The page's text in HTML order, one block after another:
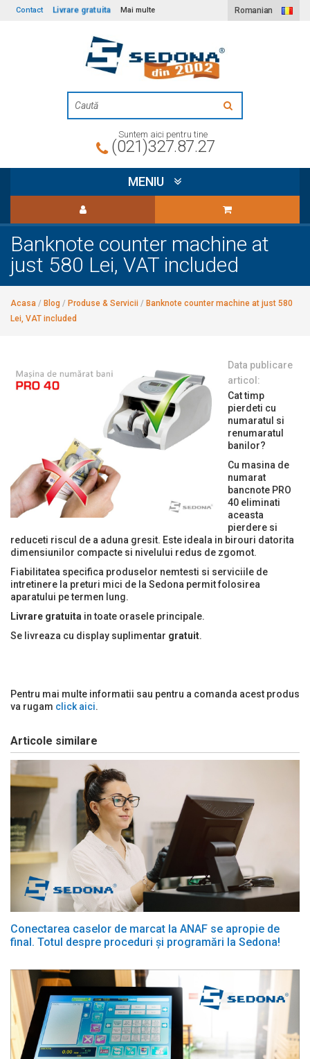
Contact Livrare gratuita Mai multe Romanian
Suntem aici pentru tine
(021)327.87.27
MENIU
Banknote counter machine at
just 580 Lei, VAT included
Acasa / Blog / Produse & Servicii / Banknote counter machine at just 580
Lei, VAT included
Data publicare
articol:
Cat timp
pierdeti cu
numaratul si
renumaratul
banilor?
Cu masina de
numarat
bancnote PRO
40 eliminati
aceasta
pierdere si
reduceti riscul de a aduna gresit. Este ideala in birouri datorita
dimensiunilor compacte si nivelului redus de zgomot.
Fiabilitatea specifica produselor nemtesti si serviciile de
intretinere la preturi mici de la Sedona permit folosirea
aparatului pe termen lung.
Livrare gratuita in toate orasele principale.
Se livreaza cu display suplimentar gratuit.
Pentru mai multe informatii sau pentru a comanda acest produs
va rugam click aici.
Articole similare
Conectarea caselor de marcat la ANAF se apropie de
final. Totul despre proceduri și programări la Sedona!